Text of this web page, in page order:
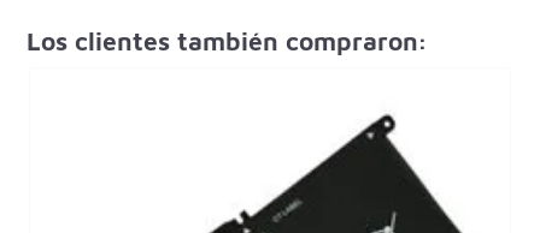
Los clientes también compraron: